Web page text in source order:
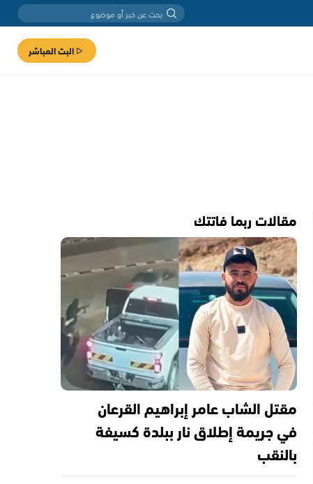
البث المباشر
مقالات ربما فاتتك
مقتل الشاب عامر إبراهيم القرعان
في جريمة إطلاق نار ببلدة كسيفة
بالنقب